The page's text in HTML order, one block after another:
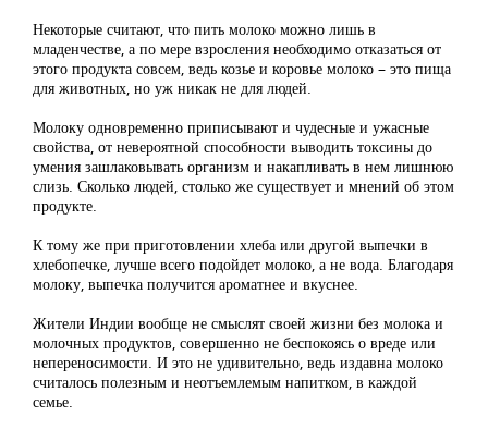
Некоторые считают, что пить молоко можно лишь в
младенчестве, а по мере взросления необходимо отказаться от
этого продукта совсем, ведь козье и коровье молоко – это пища
для животных, но уж никак не для людей.
Молоку одновременно приписывают и чудесные и ужасные
свойства, от невероятной способности выводить токсины до
умения зашлаковывать организм и накапливать в нем лишнюю
слизь. Сколько людей, столько же существует и мнений об этом
продукте.
К тому же при приготовлении хлеба или другой выпечки в
хлебопечке, лучше всего подойдет молоко, а не вода. Благодаря
молоку, выпечка получится ароматнее и вкуснее.
Жители Индии вообще не смыслят своей жизни без молока и
молочных продуктов, совершенно не беспокоясь о вреде или
непереносимости. И это не удивительно, ведь издавна молоко
считалось полезным и неотъемлемым напитком, в каждой
семье.